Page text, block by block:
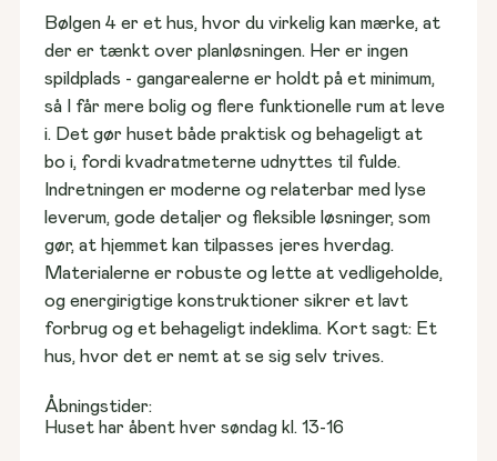
Grunde til salg
Find spottet til jeres hjem
Huse til salg
Vælg et hjem, der står klar
Rækkehuse til salg
Find naboskab lige ved døren
Vores første Hybel
Se vores fastpris-koncept
Kundehuse
Kig indenfor i andres hjem
Bølgen 4 er et hus, hvor du virkelig kan mærke, at
der er tænkt over planløsningen. Her er ingen
spildplads - gangarealerne er holdt på et minimum,
så I får mere bolig og flere funktionelle rum at leve
i. Det gør huset både praktisk og behageligt at
bo i, fordi kvadratmeterne udnyttes til fulde.
Indretningen er moderne og relaterbar med lyse
leverum, gode detaljer og fleksible løsninger, som
gør, at hjemmet kan tilpasses jeres hverdag.
Materialerne er robuste og lette at vedligeholde,
og energirigtige konstruktioner sikrer et lavt
forbrug og et behageligt indeklima. Kort sagt: Et
hus, hvor det er nemt at se sig selv trives.
Åbningstider:
Huset har åbent hver søndag kl. 13-16